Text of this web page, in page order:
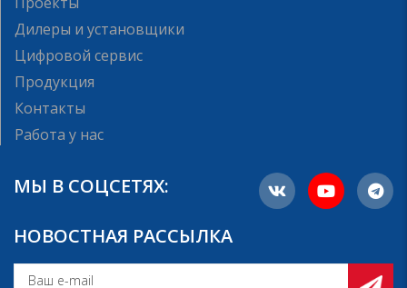
Дилеры и установщики
Цифровой сервис
Продукция
Контакты
Работа у нас
МЫ В СОЦСЕТЯХ:
НОВОСТНАЯ РАССЫЛКА